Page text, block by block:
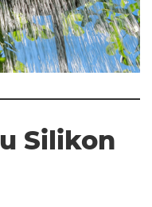
Silikon